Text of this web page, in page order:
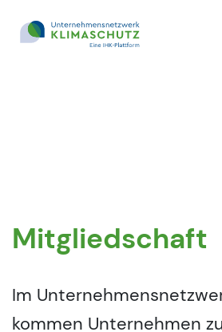
Direkt zu den Inhalten
Mitgliedschaft
Im
kommen Unternehmen